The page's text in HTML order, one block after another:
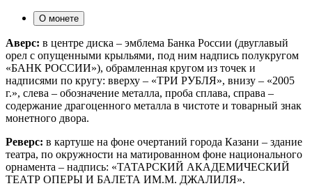
О монете
Аверс: в центре диска – эмблема Банка России (двуглавый
орел с опущенными крыльями, под ним надпись полукругом
«БАНК РОССИИ»), обрамленная кругом из точек и
надписями по кругу: вверху – «ТРИ РУБЛЯ», внизу – «2005
г.», слева – обозначение металла, проба сплава, справа –
содержание драгоценного металла в чистоте и товарный знак
монетного двора.
Реверс: в картуше на фоне очертаний города Казани – здание
театра, по окружности на матированном фоне национального
орнамента – надпись: «ТАТАРСКИЙ АКАДЕМИЧЕСКИЙ
ТЕАТР ОПЕРЫ И БАЛЕТА ИМ.М. ДЖАЛИЛЯ».